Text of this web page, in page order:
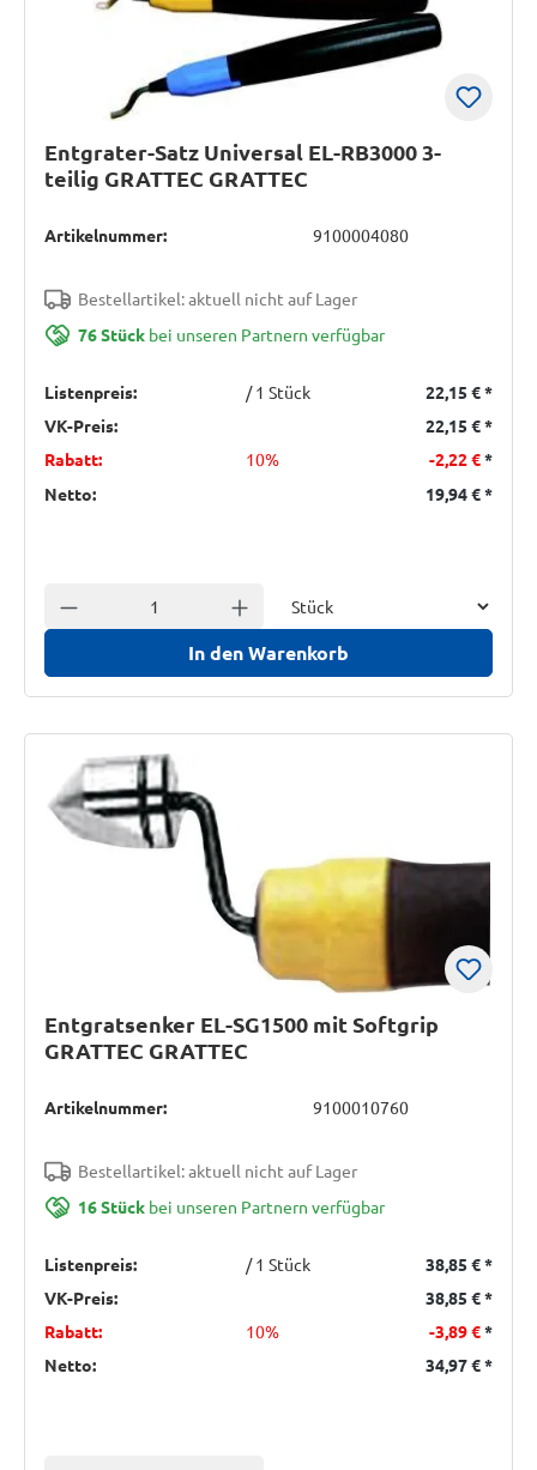
Entgrater-Satz Universal EL-RB3000 3-
teilig GRATTEC GRATTEC
Artikelnummer: 9100004080
Bestellartikel: aktuell nicht auf Lager
76 Stück bei unseren Partnern verfügbar
Listenpreis: / 1 Stück 22,15 €*
VK-Preis:
22,15 €*
Rabatt:
10% -2,22 €*
Netto:
19,94 €*
Anzahl verringern Anzahl erhöhen
In den Warenkorb
Entgratsenker EL-SG1500 mit Softgrip
GRATTEC GRATTEC
Artikelnummer: 9100010760
Bestellartikel: aktuell nicht auf Lager
16 Stück bei unseren Partnern verfügbar
Listenpreis: / 1 Stück 38,85 €*
VK-Preis:
38,85 €*
Rabatt:
10% -3,89 €*
Netto:
34,97 €*